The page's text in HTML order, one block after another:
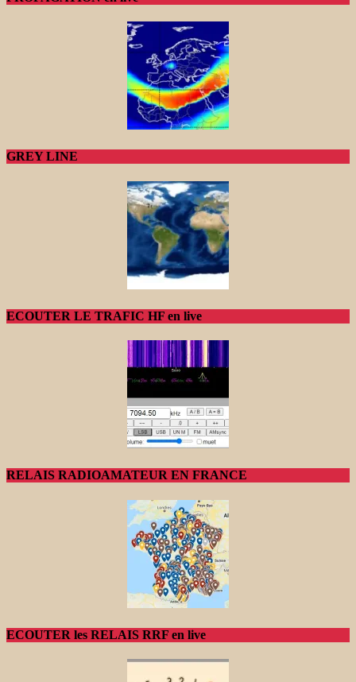
GREY LINE
ECOUTER LE TRAFIC HF en live
RELAIS RADIOAMATEUR EN FRANCE
ECOUTER les RELAIS RRF en live